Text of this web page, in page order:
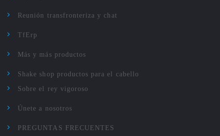
Reunión transfronteriza y chat
TfErp
Más y más productos
Shake shop productos para el cabello
Sobre el rey vigoroso
Únete a nosotros
PREGUNTAS FRECUENTES